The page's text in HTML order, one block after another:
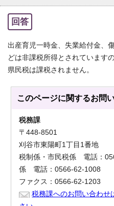
回答
出産育児一時金、失業給付金、
どは非課税所得とされています
県民税は課税されません。
このページに関するお問
税務課
〒448-8501
刈谷市東陽町1丁目1番地
税制係・市民税係 電話：
係 電話：0566-62-1008
ファクス：0566-62-1203
税務課へのお問い合わせ